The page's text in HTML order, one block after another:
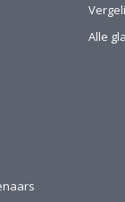
Alle